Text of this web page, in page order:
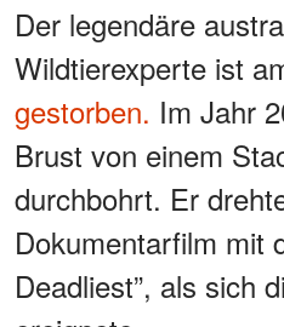
Der legendäre
Wildtierexperte ist
gestorben. Im Jahr
Brust von einem
durchbohrt. Er
Dokumentarfilm mit
Deadliest”, als sich